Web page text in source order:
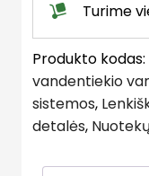
Turime
Produkto kodas:
vandentiekio
sistemos,
detalės,